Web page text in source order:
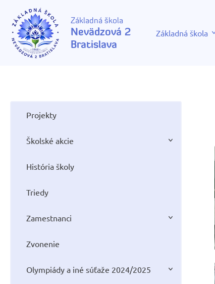
Základná škola
Nevädzová 2
Bratislava
Základná škola
Projekty
Školské akcie
História školy
Triedy
Zamestnanci
Zvonenie
Olympiády a iné súťaže 2024/2025